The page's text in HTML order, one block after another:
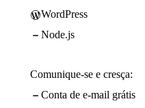
WordPress
Node.js
Comunique-se e cresça:
Conta de e-mail grátis